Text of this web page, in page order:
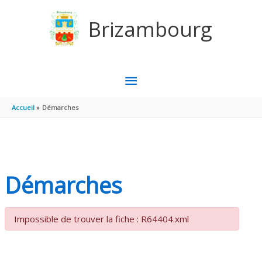
Brizambourg
MENU
Accueil Démarches
Démarches
Impossible de trouver la fiche : R64404.xml